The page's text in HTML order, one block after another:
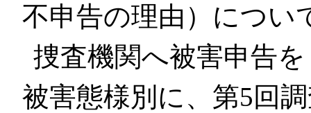
不申告の理由）につい
捜査機関へ被害申告
被害態様別に、第5回